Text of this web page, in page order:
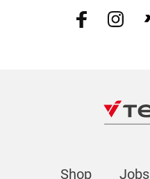
Shop Jobs